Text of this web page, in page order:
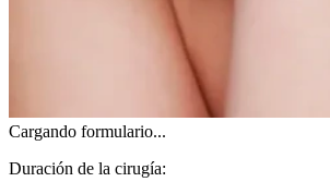
Cargando formulario...
Duración de la cirugía: